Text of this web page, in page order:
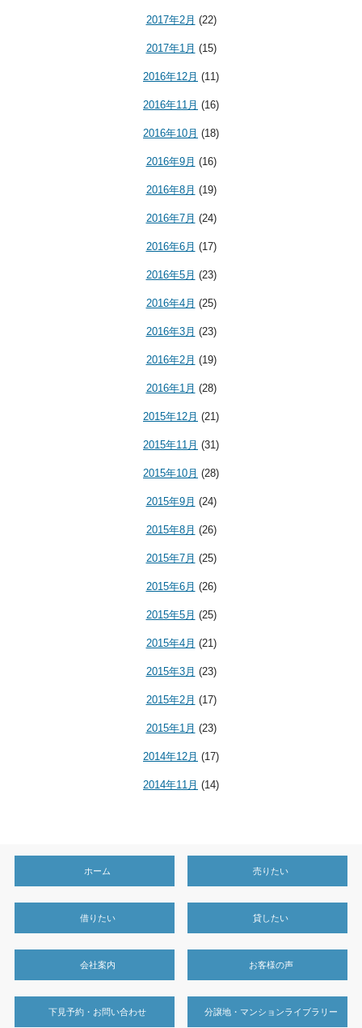
2017年2月 (22)
2017年1月 (15)
2016年12月 (11)
2016年11月 (16)
2016年10月 (18)
2016年9月 (16)
2016年8月 (19)
2016年7月 (24)
2016年6月 (17)
2016年5月 (23)
2016年4月 (25)
2016年3月 (23)
2016年2月 (19)
2016年1月 (28)
2015年12月 (21)
2015年11月 (31)
2015年10月 (28)
2015年9月 (24)
2015年8月 (26)
2015年7月 (25)
2015年6月 (26)
2015年5月 (25)
2015年4月 (21)
2015年3月 (23)
2015年2月 (17)
2015年1月 (23)
2014年12月 (17)
2014年11月 (14)
ホーム 売りたい
借りたい 貸したい
会社案内 お客様の声
下見予約・お問い合わせ 分譲地・マンションライブラリー